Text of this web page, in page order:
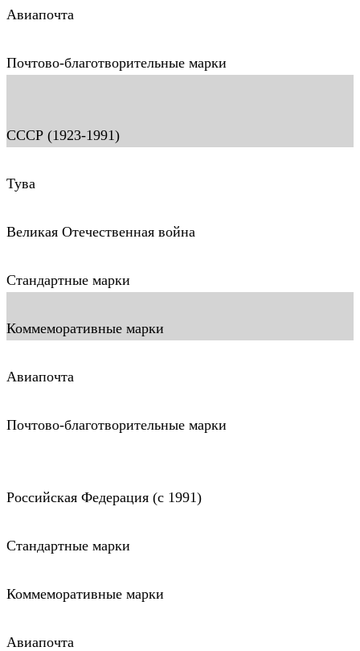
Авиапочта
Почтово-благотворительные марки
СССР (1923-1991)
Тува
Великая Отечественная война
Стандартные марки
Коммеморативные марки
Авиапочта
Почтово-благотворительные марки
Российская Федерация (c 1991)
Стандартные марки
Коммеморативные марки
Авиапочта